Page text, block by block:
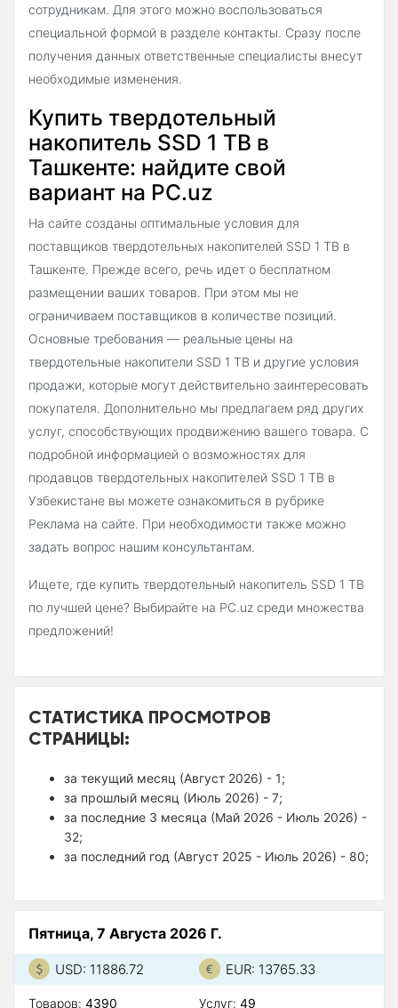
сотрудникам. Для этого можно воспользоваться
специальной формой в разделе контакты. Сразу после
получения данных ответственные специалисты внесут
необходимые изменения.
Купить твердотельный
накопитель SSD 1 TB в
Ташкенте: найдите свой
вариант на PC.uz
На сайте созданы оптимальные условия для
поставщиков твердотельных накопителей SSD 1 TB в
Ташкенте. Прежде всего, речь идет о бесплатном
размещении ваших товаров. При этом мы не
ограничиваем поставщиков в количестве позиций.
Основные требования — реальные цены на
твердотельные накопители SSD 1 TB и другие условия
продажи, которые могут действительно заинтересовать
покупателя. Дополнительно мы предлагаем ряд других
услуг, способствующих продвижению вашего товара. С
подробной информацией о возможностях для
продавцов твердотельных накопителей SSD 1 TB в
Узбекистане вы можете ознакомиться в рубрике
Реклама на сайте. При необходимости также можно
задать вопрос нашим консультантам.
Ищете, где купить твердотельный накопитель SSD 1 TB
по лучшей цене? Выбирайте на PC.uz среди множества
предложений!
СТАТИСТИКА ПРОСМОТРОВ
СТРАНИЦЫ:
за текущий месяц (Август 2026) - 1;
за прошлый месяц (Июль 2026) - 7;
за последние 3 месяца (Май 2026 - Июль 2026) -
32;
за последний год (Август 2025 - Июль 2026) - 80;
Пятница, 7 Августа 2026 Г.
USD: 11886.72 EUR: 13765.33
Товаров: 4390 Услуг: 49